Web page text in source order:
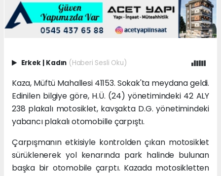
Erkek | Kadın (Haberi Sesli Oku)
Kaza, Müftü Mahallesi 41153. Sokak'ta meydana geldi.
Edinilen bilgiye göre, H.Ü. (24) yönetimindeki 42 ALY
238 plakalı motosiklet, kavşakta D.G. yönetimindeki
yabancı plakalı otomobille çarpıştı.
Çarpışmanın etkisiyle kontrolden çıkan motosiklet
sürüklenerek yol kenarında park halinde bulunan
başka bir otomobile çarptı. Kazada motosikletten